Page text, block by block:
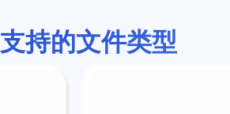
支持的文件类型